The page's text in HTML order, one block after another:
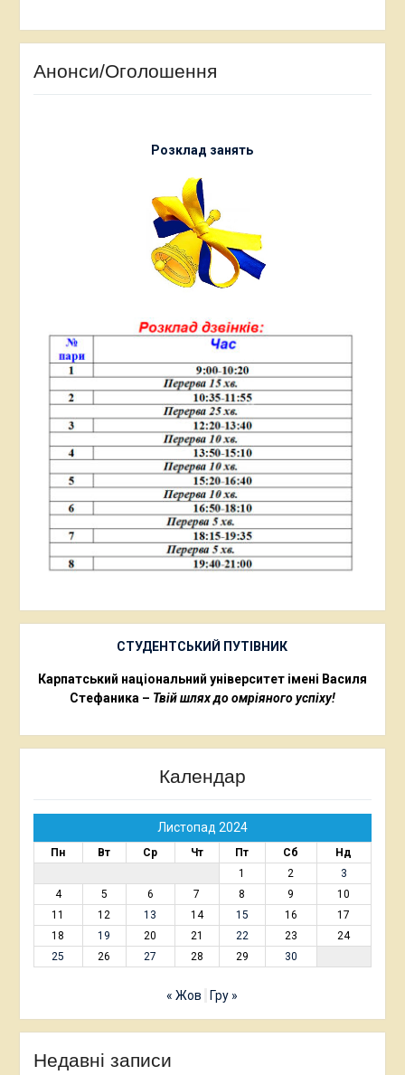
Анонси/Оголошення
Розклад занять
СТУДЕНТСЬКИЙ ПУТІВНИК
Карпатський національний університет імені Василя
Стефаника – Твій шлях до омріяного успіху!
Календар
Листопад 2024
Пн Вт Ср Чт Пт Сб
Нд
1
2
3
4
5 6 7 8 9
10
11
12 13 14 15 16
17
18
19 20 21 22 23
24
25
26 27 28 29 30
« Жов Гру »
Недавні записи